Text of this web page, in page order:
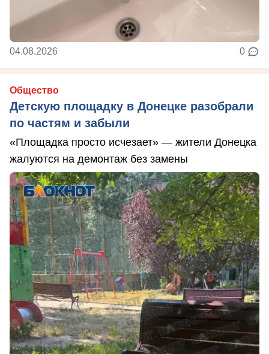
04.08.2026 0
Общество
Детскую площадку в Донецке разобрали
по частям и забыли
«Площадка просто исчезает» — жители Донецка
жалуются на демонтаж без замены